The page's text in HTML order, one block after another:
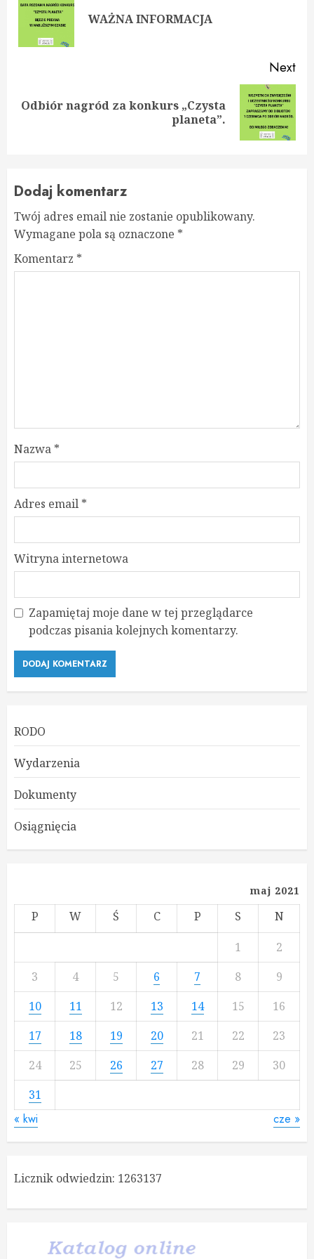
WAŻNA INFORMACJA
Next
Next
Odbiór nagród za konkurs „Czysta
planeta”.
Dodaj komentarz
Twój adres email nie zostanie opublikowany.
Wymagane pola są oznaczone *
Komentarz *
Nazwa *
Adres email *
Witryna internetowa
Zapamiętaj moje dane w tej przeglądarce
podczas pisania kolejnych komentarzy.
RODO
Wydarzenia
Dokumenty
Osiągnięcia
maj 2021
P W Ś C P S
N
1
2
3
4 5 6 7 8
9
10
11 12 13 14 15
16
17
18 19 20 21 22
23
24
25 26 27 28 29
30
31
« kwi cze »
Licznik odwiedzin: 1263137